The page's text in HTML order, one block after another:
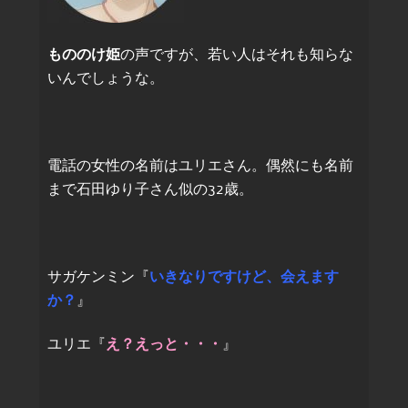
もののけ姫の声ですが、若い人はそれも知らな
いんでしょうな。
電話の女性の名前はユリエさん。偶然にも名前
まで石田ゆり子さん似の32歳。
サガケンミン『 いきなりですけど、会えます
か？ 』
ユリエ『 え？えっと・・・ 』